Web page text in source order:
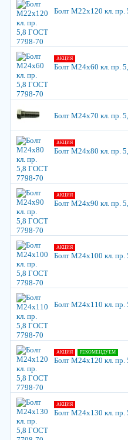
Болт М22х120 кл.
АКЦИЯ
Болт М24х60 кл. пр.
Болт М24х70 кл. пр.
АКЦИЯ
Болт М24х80 кл. пр.
АКЦИЯ
Болт М24х90 кл. пр.
АКЦИЯ
Болт М24х100 кл.
Болт М24х110 кл.
АКЦИЯ РЕКОМЕНДУЕМ
Болт М24х120 кл.
АКЦИЯ
Болт М24х130 кл.